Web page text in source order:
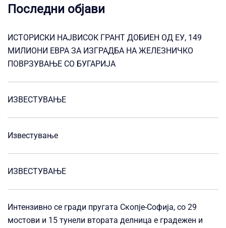
Последни објави
ИСТОРИСКИ НАЈВИСОК ГРАНТ ДОБИЕН ОД ЕУ, 149
МИЛИОНИ ЕВРА ЗА ИЗГРАДБА НА ЖЕЛЕЗНИЧКО
ПОВРЗУВАЊЕ СО БУГАРИЈА
ИЗВЕСТУВАЊЕ
Известување
ИЗВЕСТУВАЊЕ
Интензивно се гради пругата Скопје-Софија, со 29
мостови и 15 тунели втората делница е градежен и